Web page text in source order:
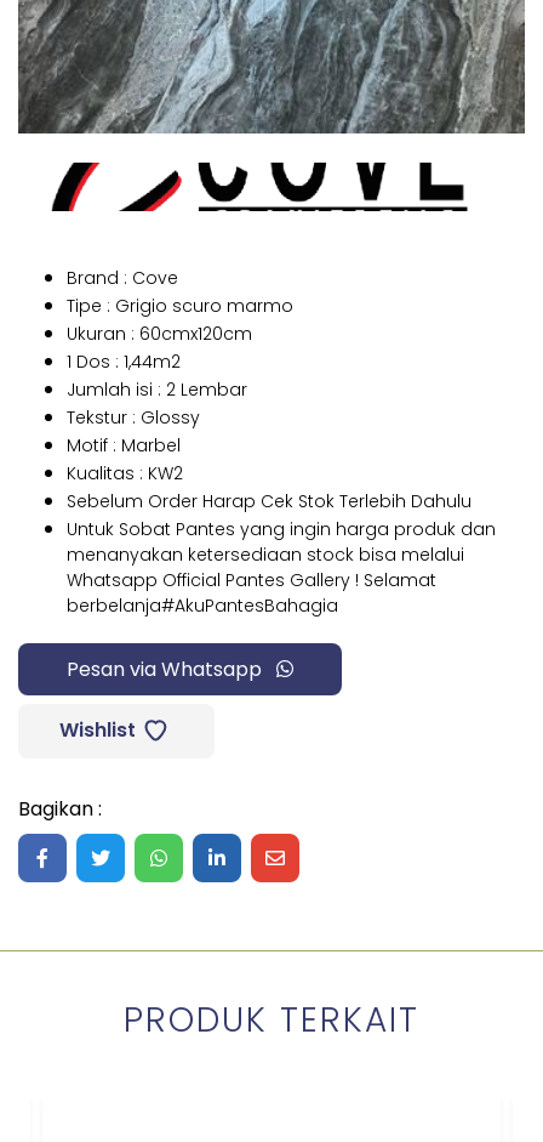
Brand : Cove
Tipe : Grigio scuro marmo
Ukuran : 60cmx120cm
1 Dos : 1,44m2
Jumlah isi : 2 Lembar
Tekstur : Glossy
Motif : Marbel
Kualitas : KW2
Sebelum Order Harap Cek Stok Terlebih Dahulu
Untuk Sobat Pantes yang ingin harga produk dan
menanyakan ketersediaan stock bisa melalui
Whatsapp Official Pantes Gallery ! Selamat
berbelanja#AkuPantesBahagia
Pesan via Whatsapp
Wishlist
Bagikan :
Share on Facebook
Share on Twitter
Share on WhatsApp
Share on LinkedIn
Share on Mail
PRODUK TERKAIT